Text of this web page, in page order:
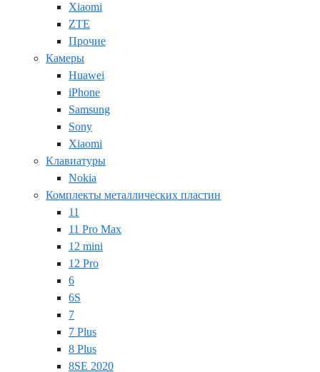
Xiaomi
ZTE
Прочие
Камеры
Huawei
iPhone
Samsung
Sony
Xiaomi
Клавиатуры
Nokia
Комплекты металлических пластин
11
11 Pro Max
12 mini
12 Pro
6
6S
7
7 Plus
8 Plus
8SE 2020